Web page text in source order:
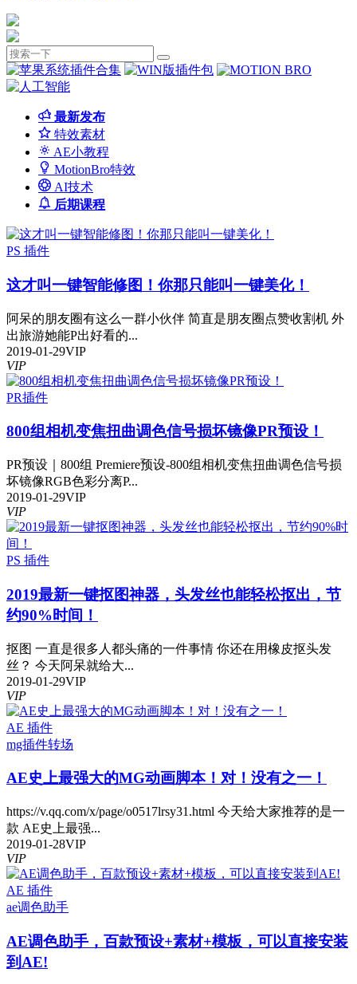
最新发布
特效素材
AE小教程
MotionBro特效
AI技术
后期课程
PS 插件
这才叫一键智能修图！你那只能叫一键美化！
阿呆的朋友圈有这么一群小伙伴 简直是朋友圈点赞收割机 外
出旅游她能P出好看的...
2019-01-29VIP
VIP
PR插件
800组相机变焦扭曲调色信号损坏镜像PR预设！
PR预设｜800组 Premiere预设-800组相机变焦扭曲调色信号损
坏镜像RGB色彩分离P...
2019-01-29VIP
VIP
PS 插件
2019最新一键抠图神器，头发丝也能轻松抠出，节
约90%时间！
抠图 一直是很多人都头痛的一件事情 你还在用橡皮抠头发
丝？ 今天阿呆就给大...
2019-01-29VIP
VIP
AE 插件
mg插件转场
AE史上最强大的MG动画脚本！对！没有之一！
https://v.qq.com/x/page/o0517lrsy31.html 今天给大家推荐的是一
款 AE史上最强...
2019-01-28VIP
VIP
AE 插件
ae调色助手
AE调色助手，百款预设+素材+模板，可以直接安装
到AE!